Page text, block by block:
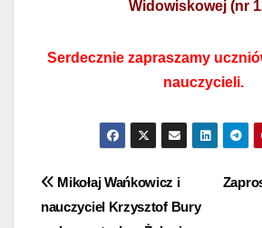
Widowiskowej (nr
Serdecznie zapraszamy
nauczycieli.
Nawigacja
Mikołaj Wańkowicz i
nauczyciel Krzysztof Bury